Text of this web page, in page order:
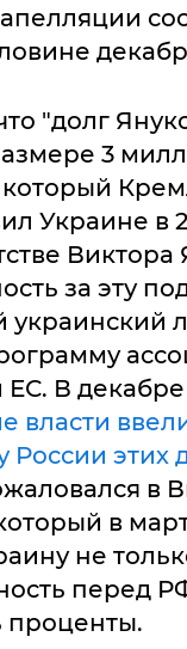
"долг
3
Украине в
Виктора
за эту
украинский
В декабре
власти
России этих
в
в
не
перед
проценты.